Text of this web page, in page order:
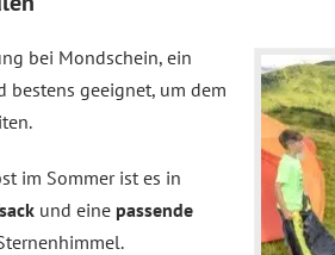
bei Mondschein, ein
bestens geeignet, um dem
im Sommer ist es in
und eine passende